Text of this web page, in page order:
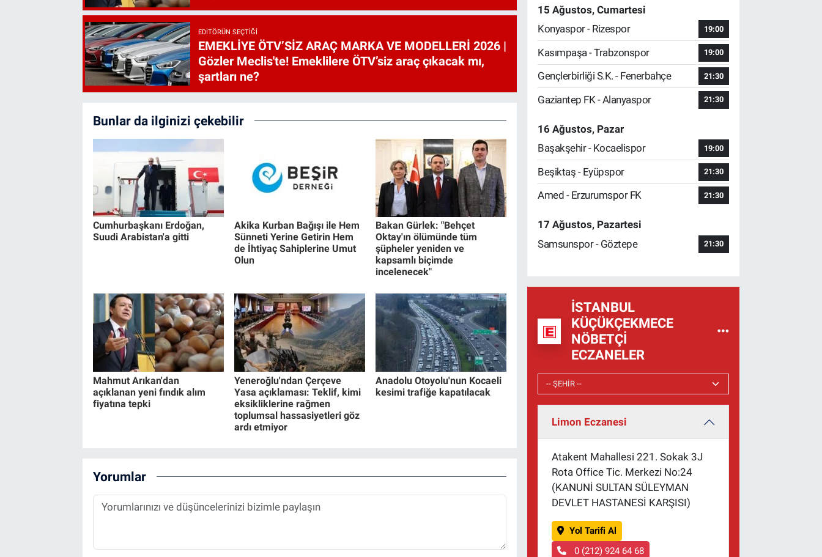
EDITÖRÜN SEÇTIĞI
EMEKLİYE ÖTV’SİZ ARAÇ MARKA VE MODELLERİ 2026 |
Gözler Meclis'te! Emeklilere ÖTV’siz araç çıkacak mı,
şartları ne?
Bunlar da ilginizi çekebilir
Cumhurbaşkanı Erdoğan,
Suudi Arabistan'a gitti
Akika Kurban Bağışı ile Hem
Sünneti Yerine Getirin Hem
de İhtiyaç Sahiplerine Umut
Olun
Bakan Gürlek: "Behçet
Oktay'ın ölümünde tüm
şüpheler yeniden ve
kapsamlı biçimde
incelenecek"
Mahmut Arıkan'dan
açıklanan yeni fındık alım
fiyatına tepki
Yeneroğlu'ndan Çerçeve
Yasa açıklaması: Teklif, kimi
eksikliklerine rağmen
toplumsal hassasiyetleri göz
ardı etmiyor
Anadolu Otoyolu'nun Kocaeli
kesimi trafiğe kapatılacak
Yorumlar
15 Ağustos, Cumartesi
Konyaspor - Rizespor
19:00
Kasımpaşa - Trabzonspor 19:00
Gençlerbirliği S.K. - Fenerbahçe 21:30
Gaziantep FK - Alanyaspor 21:30
16 Ağustos, Pazar
Başakşehir - Kocaelispor
19:00
Beşiktaş - Eyüpspor 21:30
Amed - Erzurumspor FK 21:30
17 Ağustos, Pazartesi
Samsunspor - Göztepe
21:30
İSTANBUL
KÜÇÜKÇEKMECE
NÖBETÇI
ECZANELER
Limon Eczanesi
Atakent Mahallesi 221. Sokak 3J
Rota Office Tic. Merkezi No:24
(KANUNİ SULTAN SÜLEYMAN
DEVLET HASTANESİ KARŞISI)
Yol Tarifi Al
0 (212) 924 64 68